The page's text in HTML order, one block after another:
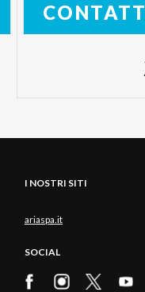
I NOSTRI SITI
ariaspa.it
SOCIAL